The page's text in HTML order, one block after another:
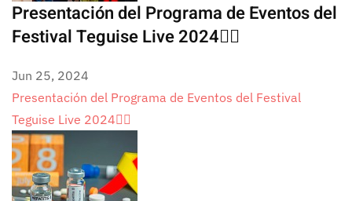
Presentación del Programa de Eventos del
Festival Teguise Live 2024🏳️‍🌈
Jun 25, 2024
Presentación del Programa de Eventos del Festival
Teguise Live 2024🏳️‍🌈